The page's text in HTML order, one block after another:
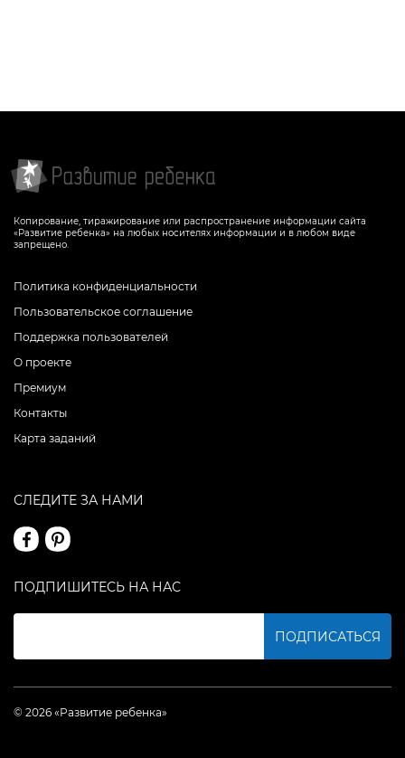
Копирование, тиражирование или распространение информации сайта
«Развитие ребенка» на любых носителях информации и в любом виде
запрещено.
Политика конфиденциальности
Пользовательское соглашение
Поддержка пользователей
О проекте
Премиум
Контакты
Карта заданий
СЛЕДИТЕ ЗА НАМИ
ПОДПИШИТЕСЬ НА НАС
ПОДПИСАТЬСЯ
© 2026 «Развитие ребенка»